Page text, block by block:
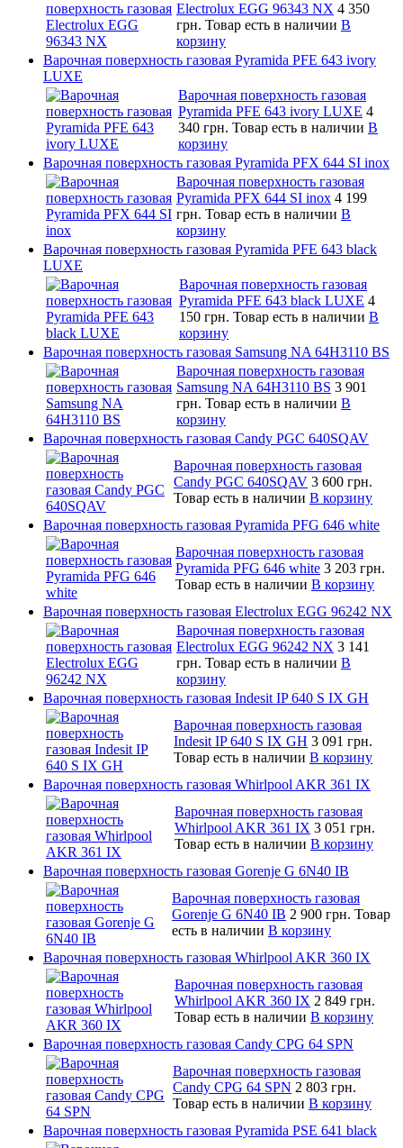
Electrolux EGG 96343 NX 4 350
грн. Товар есть в наличии В
корзину
Варочная поверхность газовая Pyramida PFE 643 ivory
LUXE
Варочная поверхность газовая
Pyramida PFE 643 ivory LUXE 4
340 грн. Товар есть в наличии В
корзину
Варочная поверхность газовая Pyramida PFX 644 SI inox
Варочная поверхность газовая
Pyramida PFX 644 SI inox 4 199
грн. Товар есть в наличии В
корзину
Варочная поверхность газовая Pyramida PFE 643 black
LUXE
Варочная поверхность газовая
Pyramida PFE 643 black LUXE 4
150 грн. Товар есть в наличии В
корзину
Варочная поверхность газовая Samsung NA 64H3110 BS
Варочная поверхность газовая
Samsung NA 64H3110 BS 3 901
грн. Товар есть в наличии В
корзину
Варочная поверхность газовая Candy PGC 640SQAV
Варочная поверхность газовая
Candy PGC 640SQAV 3 600 грн.
Товар есть в наличии В корзину
Варочная поверхность газовая Pyramida PFG 646 white
Варочная поверхность газовая
Pyramida PFG 646 white 3 203 грн.
Товар есть в наличии В корзину
Варочная поверхность газовая Electrolux EGG 96242 NX
Варочная поверхность газовая
Electrolux EGG 96242 NX 3 141
грн. Товар есть в наличии В
корзину
Варочная поверхность газовая Indesit IP 640 S IX GH
Варочная поверхность газовая
Indesit IP 640 S IX GH 3 091 грн.
Товар есть в наличии В корзину
Варочная поверхность газовая Whirlpool AKR 361 IX
Варочная поверхность газовая
Whirlpool AKR 361 IX 3 051 грн.
Товар есть в наличии В корзину
Варочная поверхность газовая Gorenje G 6N40 IB
Варочная поверхность газовая
Gorenje G 6N40 IB 2 900 грн. Товар
есть в наличии В корзину
Варочная поверхность газовая Whirlpool AKR 360 IX
Варочная поверхность газовая
Whirlpool AKR 360 IX 2 849 грн.
Товар есть в наличии В корзину
Варочная поверхность газовая Candy CPG 64 SPN
Варочная поверхность газовая
Candy CPG 64 SPN 2 803 грн.
Товар есть в наличии В корзину
Варочная поверхность газовая Pyramida PSE 641 black